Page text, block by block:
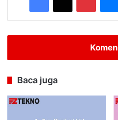
Baca juga